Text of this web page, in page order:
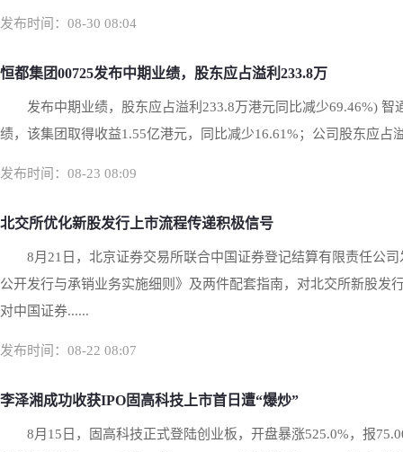
发布时间：08-30 08:04
恒都集团00725发布中期业绩，股东应占溢利233.8万
发布中期业绩，股东应占溢利233.8万港元同比减少69.46%)
绩，该集团取得收益1.55亿港元，同比减少16.61%；公司股东应占
发布时间：08-23 08:09
北交所优化新股发行上市流程传递积极信号
8月21日，北京证券交易所联合中国证券登记结算有限责任公
公开发行与承销业务实施细则》及两件配套指南，对北交所新股发
对中国证券......
发布时间：08-22 08:07
李泽湘成功收获IPO固高科技上市首日遭“爆炒”
8月15日，固高科技正式登陆创业板，开盘暴涨525.0%，报